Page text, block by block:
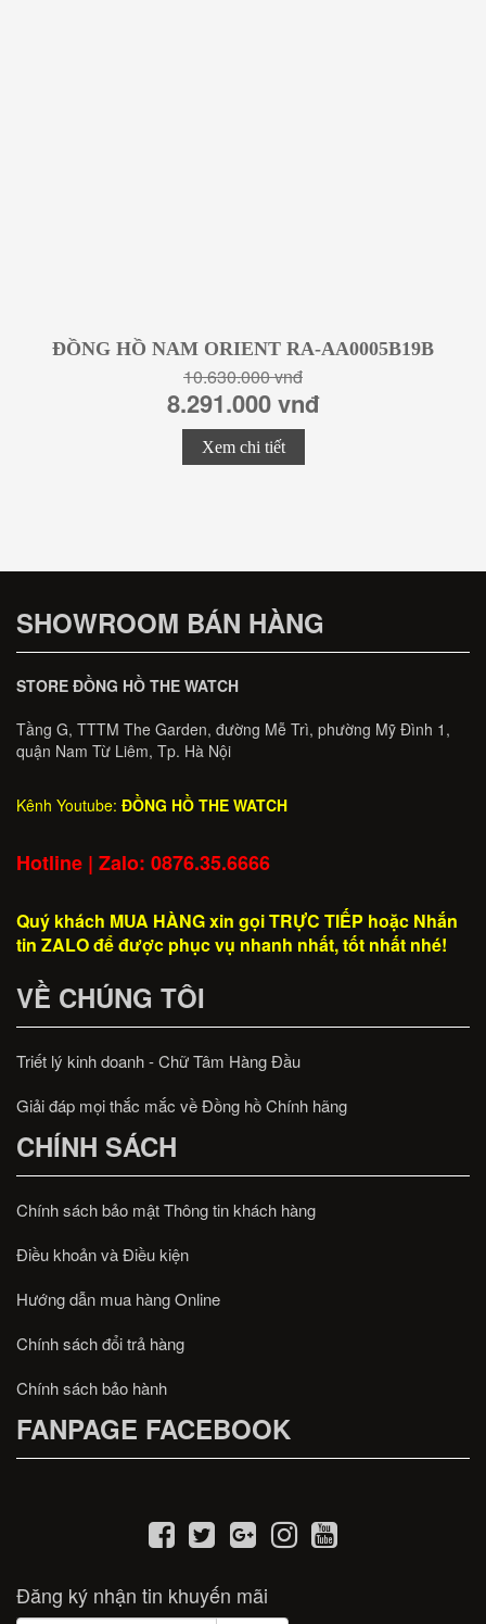
ĐỒNG HỒ NAM ORIENT RA-AA0005B19B
10.630.000 vnđ
8.291.000 vnđ
Xem chi tiết
SHOWROOM BÁN HÀNG
STORE ĐỒNG HỒ THE WATCH
Tầng G, TTTM The Garden, đường Mễ Trì, phường Mỹ Đình 1,
quận Nam Từ Liêm, Tp. Hà Nội
Kênh Youtube: ĐỒNG HỒ THE WATCH
Hotline | Zalo: 0876.35.6666
Quý khách MUA HÀNG xin gọi TRỰC TIẾP hoặc Nhắn
tin ZALO để được phục vụ nhanh nhất, tốt nhất nhé!
VỀ CHÚNG TÔI
Triết lý kinh doanh - Chữ Tâm Hàng Đầu
Giải đáp mọi thắc mắc về Đồng hồ Chính hãng
CHÍNH SÁCH
Chính sách bảo mật Thông tin khách hàng
Điều khoản và Điều kiện
Hướng dẫn mua hàng Online
Chính sách đổi trả hàng
Chính sách bảo hành
FANPAGE FACEBOOK
Đăng ký nhận tin khuyến mãi